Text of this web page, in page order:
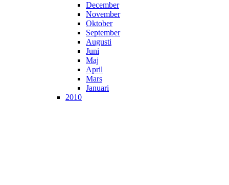
December
November
Oktober
September
Augusti
Juni
Maj
April
Mars
Januari
2010